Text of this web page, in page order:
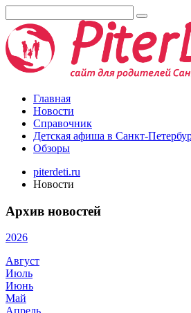
Главная
Новости
Справочник
Детская афиша в Санкт-
Обзоры
piterdeti.ru
Новости
Архив новостей
2026
Август
Июль
Июнь
Май